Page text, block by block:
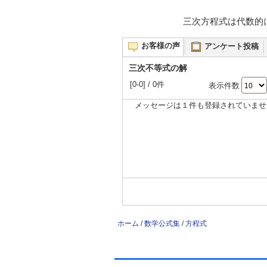
三次方程式は代数的
お客様の声 アンケート投稿
三次不等式の解
[0-0] / 0件 表示件数
メッセージは１件も登録されていませ
ホーム /数学公式集 /方程式